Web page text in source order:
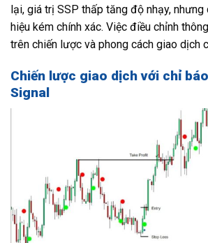
lại, giá trị SSP thấp tăng độ nhạy,
hiệu kém chính xác. Việc điều chỉnh
trên chiến lược và phong cách giao dịch
Chiến lược giao dịch với chỉ
Signal